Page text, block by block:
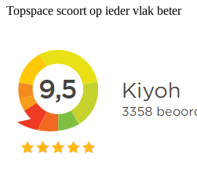
Topspace scoort op ieder vlak beter